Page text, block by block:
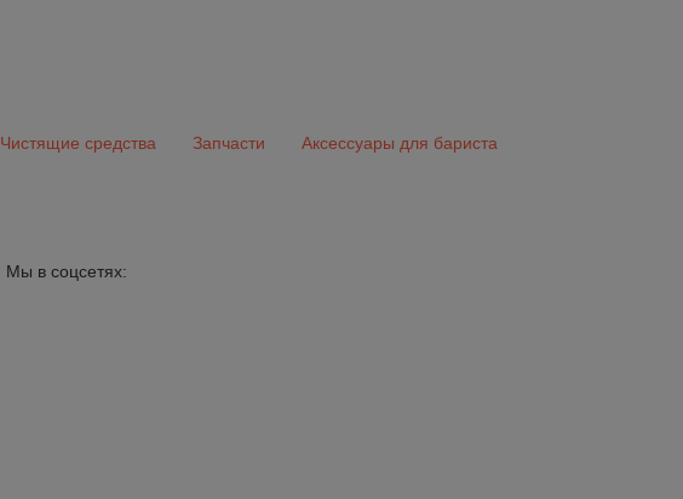
Чистящие средства Запчасти Аксессуары для бариста
Мы в соцсетях: